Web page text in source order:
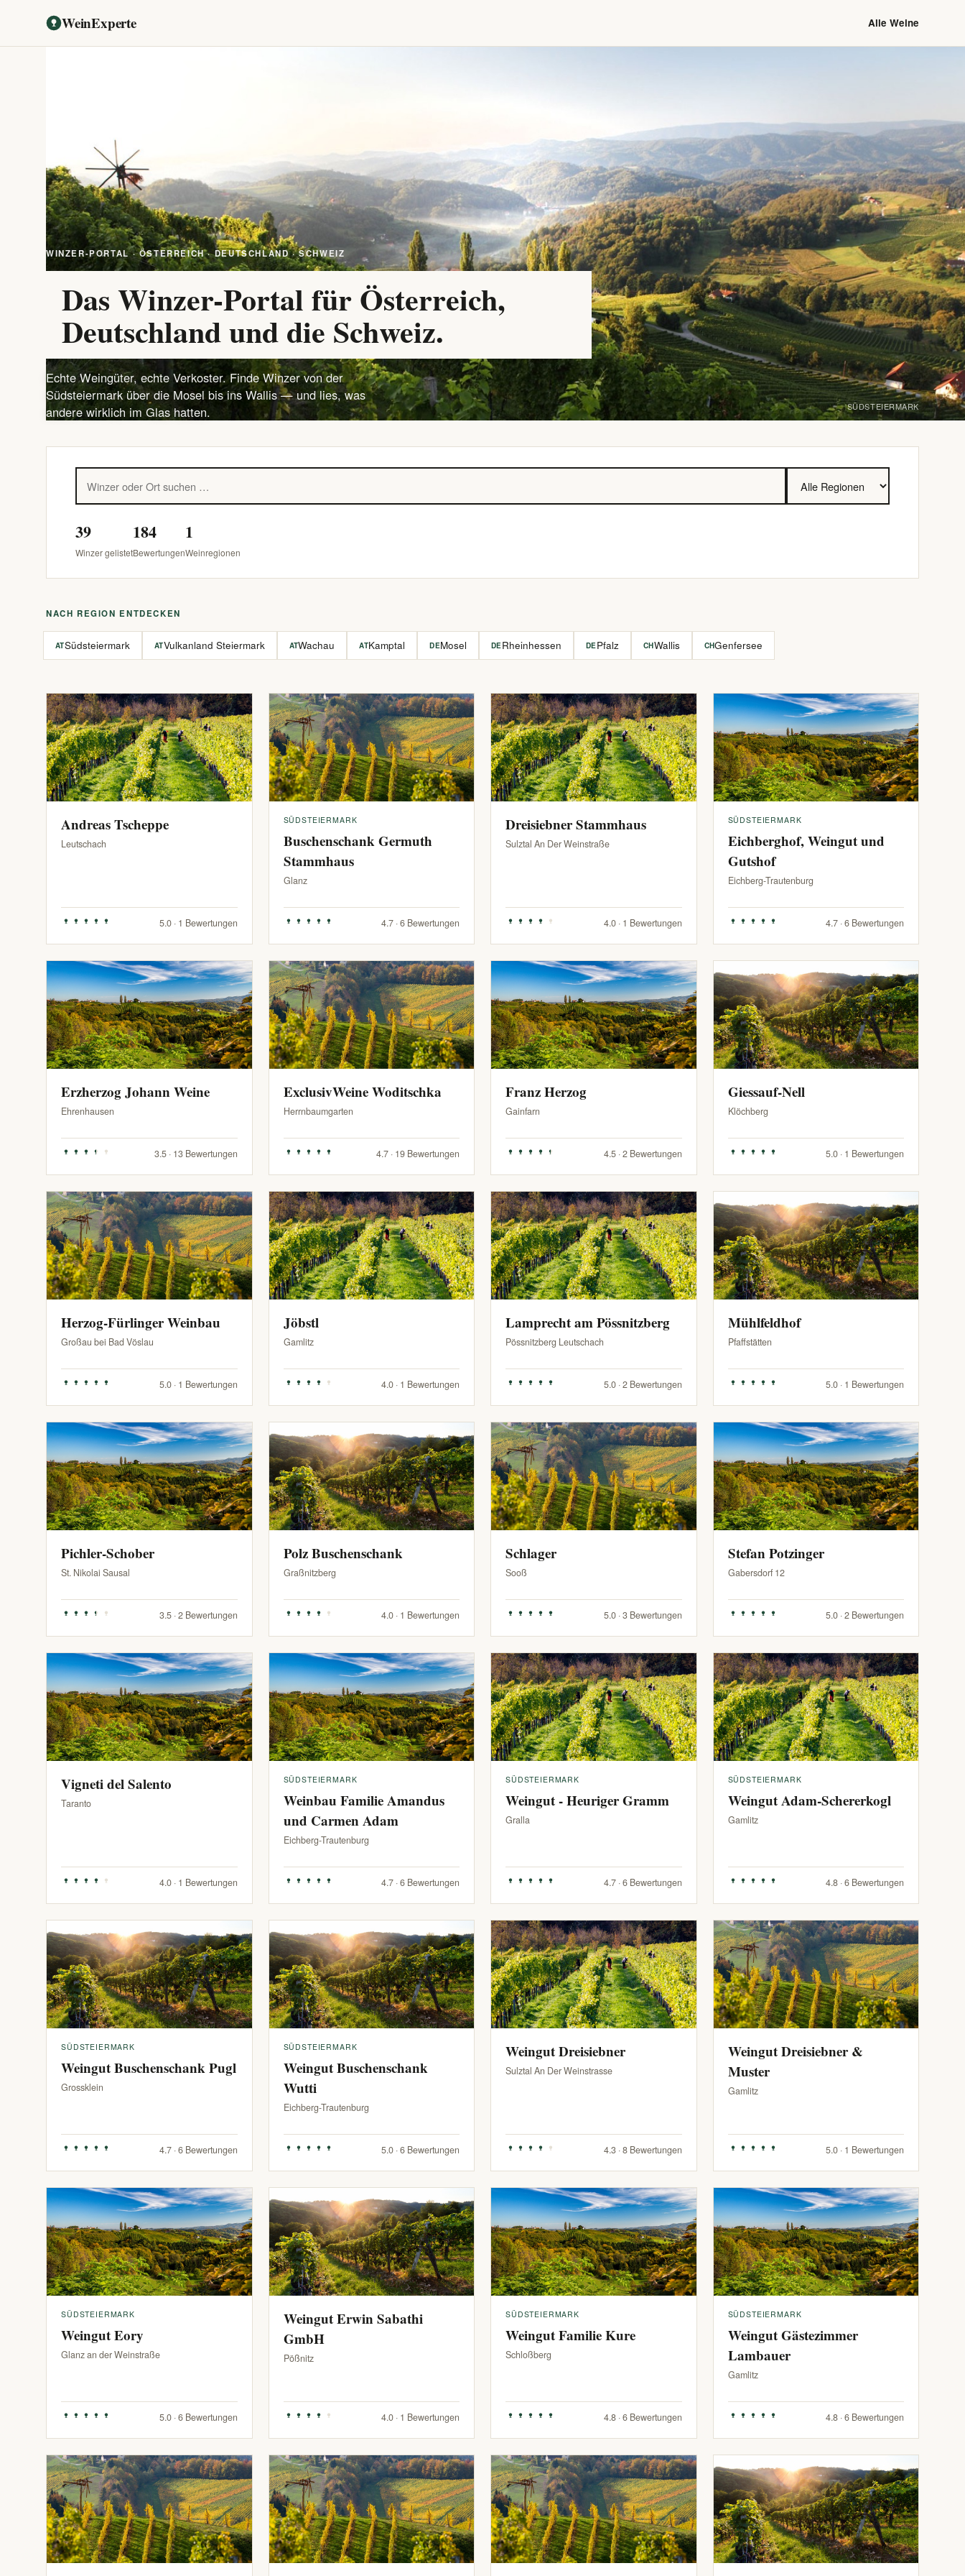
WeinExperte Alle Weine
WINZER-PORTAL · ÖSTERREICH · DEUTSCHLAND · SCHWEIZ
Das Winzer-Portal für Österreich,
Deutschland und die Schweiz.
Echte Weingüter, echte Verkoster. Finde Winzer von der
Südsteiermark über die Mosel bis ins Wallis — und lies, was
andere wirklich im Glas hatten.
SÜDSTEIERMARK
39
Winzer gelistet
184
Bewertungen
1
Weinregionen
NACH REGION ENTDECKEN
ATSüdsteiermark ATVulkanland Steiermark ATWachau ATKamptal DEMosel DE Rheinhessen DE Pfalz CHWallis CHGenfersee
Andreas Tscheppe
Leutschach
5.0 · 1 Bewertungen
SÜDSTEIERMARK
Buschenschank Germuth
Stammhaus
Glanz
4.7 · 6 Bewertungen
Dreisiebner Stammhaus
Sulztal An Der Weinstraße
4.0 · 1 Bewertungen
SÜDSTEIERMARK
Eichberghof, Weingut und
Gutshof
Eichberg-Trautenburg
4.7 · 6 Bewertungen
Erzherzog Johann Weine
Ehrenhausen
3.5 · 13 Bewertungen
ExclusivWeine Woditschka
Herrnbaumgarten
4.7 · 19 Bewertungen
Franz Herzog
Gainfarn
4.5 · 2 Bewertungen
Giessauf-Nell
Klöchberg
5.0 · 1 Bewertungen
Herzog-Fürlinger Weinbau
Großau bei Bad Vöslau
5.0 · 1 Bewertungen
Jöbstl
Gamlitz
4.0 · 1 Bewertungen
Lamprecht am Pössnitzberg
Pössnitzberg Leutschach
5.0 · 2 Bewertungen
Mühlfeldhof
Pfaffstätten
5.0 · 1 Bewertungen
Pichler-Schober
St. Nikolai Sausal
3.5 · 2 Bewertungen
Polz Buschenschank
Graßnitzberg
4.0 · 1 Bewertungen
Schlager
Sooß
5.0 · 3 Bewertungen
Stefan Potzinger
Gabersdorf 12
5.0 · 2 Bewertungen
Vigneti del Salento
Taranto
4.0 · 1 Bewertungen
SÜDSTEIERMARK
Weinbau Familie Amandus
und Carmen Adam
Eichberg-Trautenburg
4.7 · 6 Bewertungen
SÜDSTEIERMARK
Weingut - Heuriger Gramm
Gralla
4.7 · 6 Bewertungen
SÜDSTEIERMARK
Weingut Adam-Schererkogl
Gamlitz
4.8 · 6 Bewertungen
SÜDSTEIERMARK
Weingut Buschenschank Pugl
Grossklein
4.7 · 6 Bewertungen
SÜDSTEIERMARK
Weingut Buschenschank
Wutti
Eichberg-Trautenburg
5.0 · 6 Bewertungen
Weingut Dreisiebner
Sulztal An Der Weinstrasse
4.3 · 8 Bewertungen
Weingut Dreisiebner &
Muster
Gamlitz
5.0 · 1 Bewertungen
SÜDSTEIERMARK
Weingut Eory
Glanz an der Weinstraße
5.0 · 6 Bewertungen
Weingut Erwin Sabathi
GmbH
Pößnitz
4.0 · 1 Bewertungen
SÜDSTEIERMARK
Weingut Familie Kure
Schloßberg
4.8 · 6 Bewertungen
SÜDSTEIERMARK
Weingut Gästezimmer
Lambauer
Gamlitz
4.8 · 6 Bewertungen